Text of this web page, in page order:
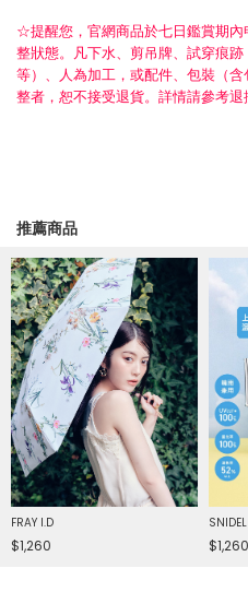
☆提醒您，官網商品於七日鑑賞期
整狀態。凡下水、剪吊牌、試穿痕
等）、人為加工，或配件、包裝（
整者，恕不接受退貨。詳情請參考退
推薦商品
FRAY I.D
$1,260
SNIDEL
$1,260